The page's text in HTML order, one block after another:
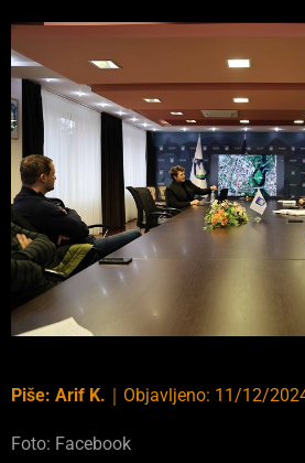
Piše: Arif K. ｜ Objavljeno: 11/12/
Foto: Facebook